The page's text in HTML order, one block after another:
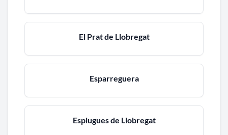
El Prat de Llobregat
Esparreguera
Esplugues de Llobregat